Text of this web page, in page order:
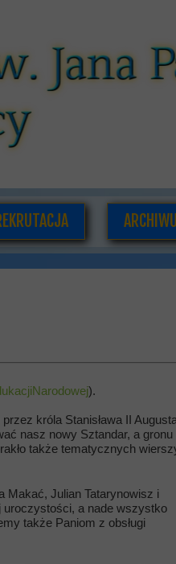
).
króla Stanisława II Augusta
nasz nowy Sztandar, a gronu
także tematycznych
Makać, Julian Tatarynowisz i
a nade wszystko
także Paniom z obsługi